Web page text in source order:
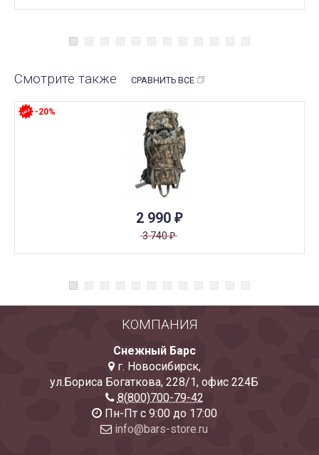
Смотрите также СРАВНИТЬ ВСЕ
2 990 ₽
3 740₽
-20%
КОМПАНИЯ
Снежный Барс
г. Новосибирск,
ул.Бориса Богаткова, 228/1, офис 224Б
8(800)700-79-42
Пн-Пт с 9:00 до 17:00
info@bars-store.ru